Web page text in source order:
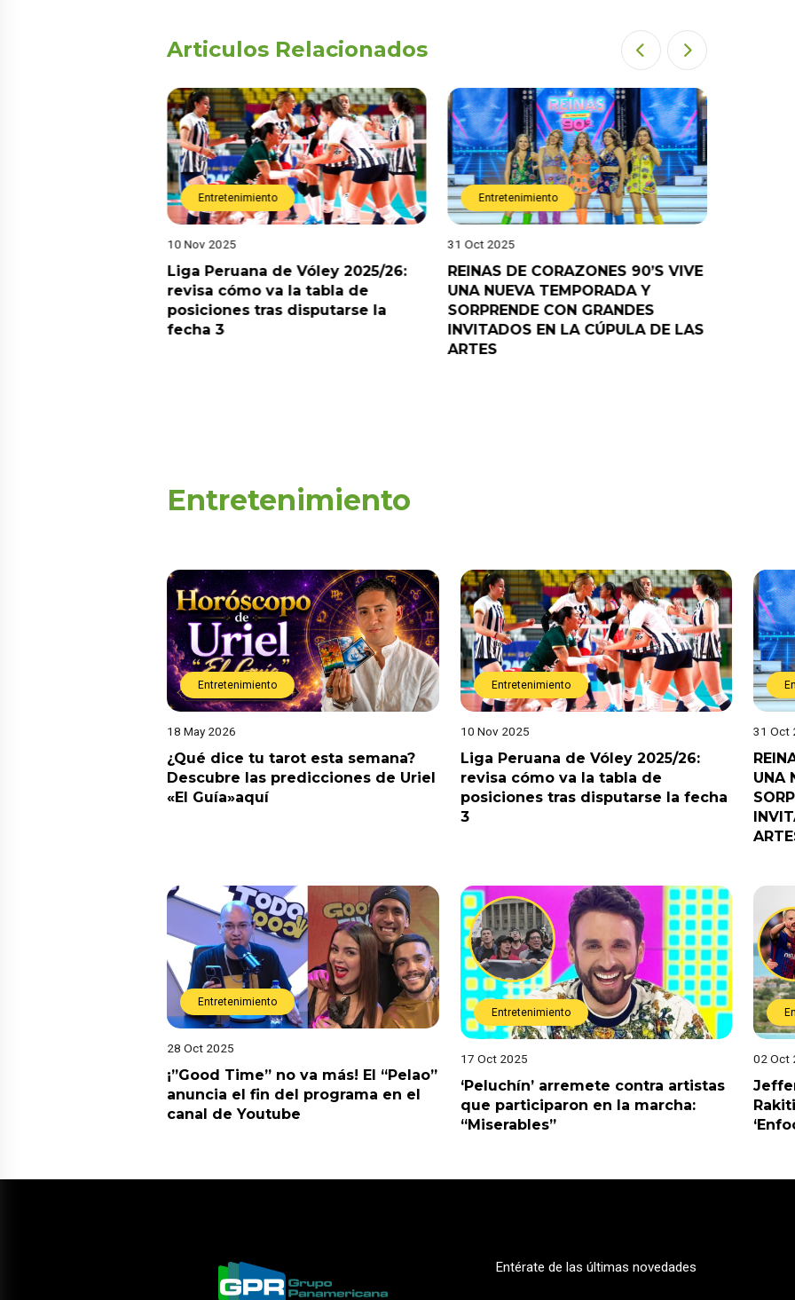
Articulos Relacionados
Liga Peruana de Vóley 2025/26:
revisa cómo va la tabla de
posiciones tras disputarse la
Entretenimiento
REINAS DE CORAZONES 90’S VIVE
UNA NUEVA TEMPORADA Y
SORPRENDE CON GRANDES
INVITADOS EN LA CÚPULA DE LAS
Entretenimiento
¡”Good Time” no va más! El
“Pelao” anuncia el fin del
programa en el canal de
Entretenimiento
Entretenimiento
18 May 2026
¿Qué dice tu tarot esta semana?
Descubre las predicciones de Uriel
«El Guía»aquí
Entretenimiento
10 Nov 2025
Liga Peruana de Vóley 2025/26:
revisa cómo va la tabla de
posiciones tras disputarse la fecha
3
31 Oct
UNA
Entretenimiento
28 Oct 2025
¡”Good Time” no va más! El “Pelao”
anuncia el fin del programa en el
canal de Youtube
Entretenimiento
17 Oct 2025
‘Peluchín’ arremete contra artistas
que participaron en la marcha:
“Miserables”
02 Oct
Entérate de las últimas novedades